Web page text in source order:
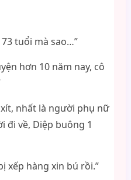
tuổi mà sao…”
hơn 10 năm nay, cô
nhất là người phụ nữ
đi về, Diệp buông 1
xếp hàng xin bú rồi.”